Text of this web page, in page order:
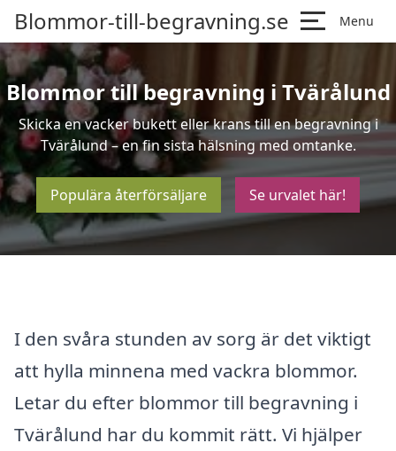
Blommor-till-begravning.se Menu
Blommor till begravning i Tvärålund
Skicka en vacker bukett eller krans till en begravning i
Tvärålund – en fin sista hälsning med omtanke.
Populära återförsäljare Se urvalet här!
I den svåra stunden av sorg är det viktigt
att hylla minnena med vackra blommor.
Letar du efter blommor till begravning i
Tvärålund har du kommit rätt. Vi hjälper